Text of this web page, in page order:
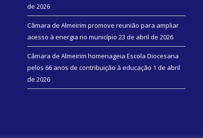
de 2026
Câmara de Almeirim promove reunião para ampliar
acesso à energia no município 23 de abril de 2026
Câmara de Almeirim homenageia Escola Diocesana
pelos 66 anos de contribuição à educação 1 de abril
de 2026